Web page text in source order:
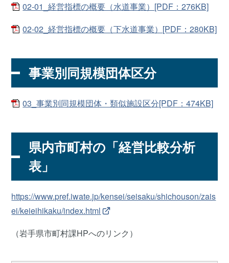
02-01_経営指標の概要（水道事業）[PDF：276KB]
02-02_経営指標の概要（下水道事業）[PDF：280KB]
事業別同規模団体区分
03_事業別同規模団体・類似施設区分[PDF：474KB]
県内市町村の「経営比較分析
表」
https://www.pref.iwate.jp/kensei/seisaku/shichouson/zais
ei/keieihikaku/index.html
（岩手県市町村課HPへのリンク）